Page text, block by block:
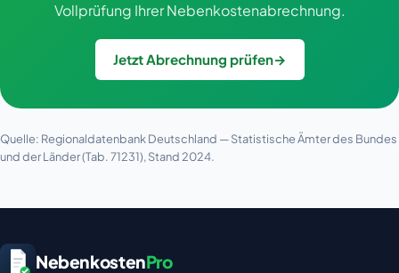
Vollprüfung Ihrer Nebenkostenabrechnung.
Jetzt Abrechnung prüfen→
Quelle: Regionaldatenbank Deutschland — Statistische Ämter des Bundes
und der Länder (Tab. 71231), Stand 2024.
NebenkostenPro